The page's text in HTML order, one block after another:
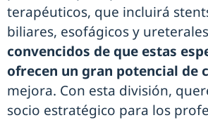
terapéuticos, que incluirá
biliares, esofágicos y
convencidos de que estas
ofrecen un gran potencial de
mejora. Con esta división,
socio estratégico para los